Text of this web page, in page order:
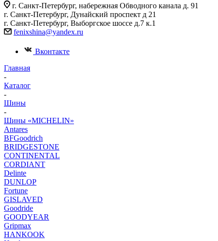
г. Санкт-Петербург, набережная Обводного канала д. 91
г. Санкт-Петербург, Дунайский проспект д 21
г. Санкт-Петербург, Выборгское шоссе д.7 к.1
fenixshina@yandex.ru
Вконтакте
Главная
-
Каталог
-
Шины
-
Шины «MICHELIN»
Antares
BFGoodrich
BRIDGESTONE
CONTINENTAL
CORDIANT
Delinte
DUNLOP
Fortune
GISLAVED
Goodride
GOODYEAR
Gripmax
HANKOOK